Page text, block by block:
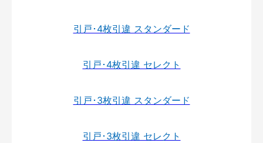
引戸･4枚引違 スタンダード
引戸･4枚引違 セレクト
引戸･3枚引違 スタンダード
引戸･3枚引違 セレクト